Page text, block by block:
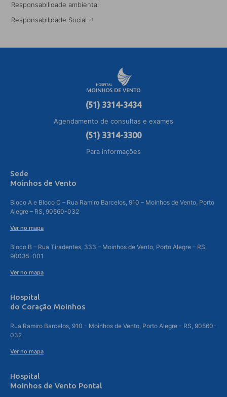
Responsabilidade ambiental
Responsabilidade Social
(51) 3314-3434
Agendamento de consultas e exames
(51) 3314-3300
Para informações
Sede
Moinhos de Vento
Bloco A e Bloco C – Rua Ramiro Barcelos, 910 – Moinhos de Vento, Porto
Alegre – RS, 90560-032
Ver no mapa
Bloco B – Rua Tiradentes, 333 – Moinhos de Vento, Porto Alegre – RS,
90035-001
Ver no mapa
Hospital
do Coração Moinhos
Rua Ramiro Barcelos, 910 - Moinhos de Vento, Porto Alegre - RS, 90560-
032
Ver no mapa
Hospital
Moinhos de Vento Pontal